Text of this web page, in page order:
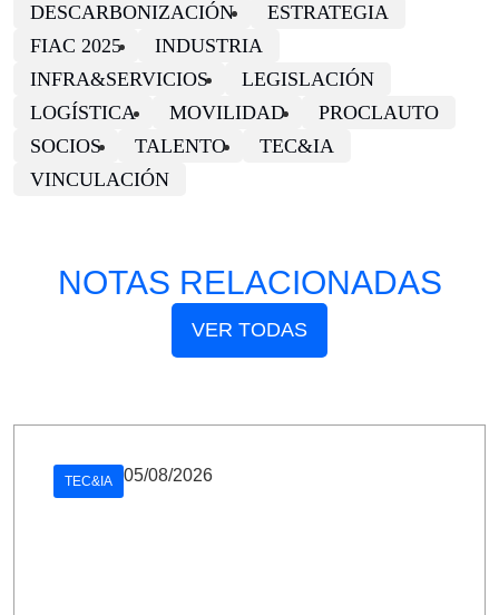
DESCARBONIZACIÓN
ESTRATEGIA
FIAC 2025
INDUSTRIA
INFRA&SERVICIOS
LEGISLACIÓN
LOGÍSTICA
MOVILIDAD
PROCLAUTO
SOCIOS
TALENTO
TEC&IA
VINCULACIÓN
NOTAS RELACIONADAS
VER TODAS
TEC&IA 05/08/2026